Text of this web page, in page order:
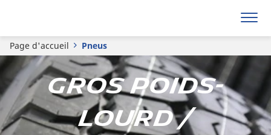
Page d'accueil Pneus
Gros poids-
lourd /